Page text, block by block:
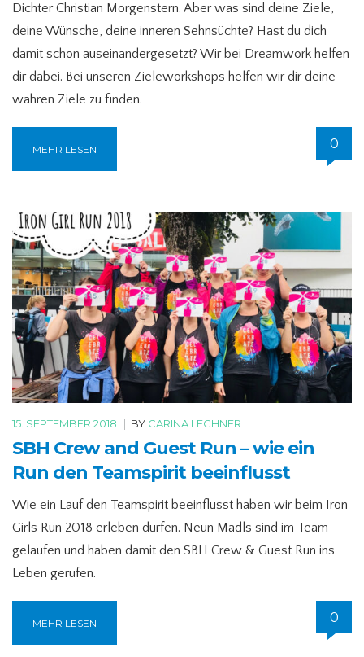
Dichter Christian Morgenstern. Aber was sind deine Ziele,
deine Wünsche, deine inneren Sehnsüchte? Hast du dich
damit schon auseinandergesetzt? Wir bei Dreamwork helfen
dir dabei. Bei unseren Zieleworkshops helfen wir dir deine
wahren Ziele zu finden.
MEHR LESEN 0
15. SEPTEMBER 2018 | BY CARINA LECHNER
SBH Crew and Guest Run – wie ein
Run den Teamspirit beeinflusst
Wie ein Lauf den Teamspirit beeinflusst haben wir beim Iron
Girls Run 2018 erleben dürfen. Neun Mädls sind im Team
gelaufen und haben damit den SBH Crew & Guest Run ins
Leben gerufen.
MEHR LESEN 0